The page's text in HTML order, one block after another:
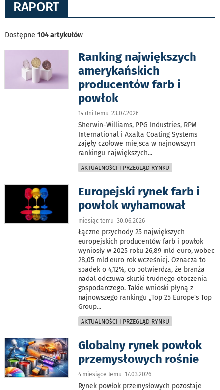
RAPORT
Dostępne 104 artykułów
Ranking największych
amerykańskich
producentów farb i
powłok
14 dni temu 23.07.2026
Sherwin-Williams, PPG Industries, RPM
International i Axalta Coating Systems
zajęły czołowe miejsca w najnowszym
rankingu największych...
AKTUALNOŚCI I PRZEGLĄD RYNKU
Europejski rynek farb i
powłok wyhamował
miesiąc temu 30.06.2026
Łączne przychody 25 największych
europejskich producentów farb i powłok
wyniosły w 2025 roku 26,89 mld euro, wobec
28,05 mld euro rok wcześniej. Oznacza to
spadek o 4,12%, co potwierdza, że branża
nadal odczuwa skutki trudnego otoczenia
gospodarczego. Takie wnioski płyną z
najnowszego rankingu „Top 25 Europe's Top
Group...
AKTUALNOŚCI I PRZEGLĄD RYNKU
Globalny rynek powłok
przemysłowych rośnie
4 miesiące temu 17.03.2026
Rynek powłok przemysłowych pozostaje